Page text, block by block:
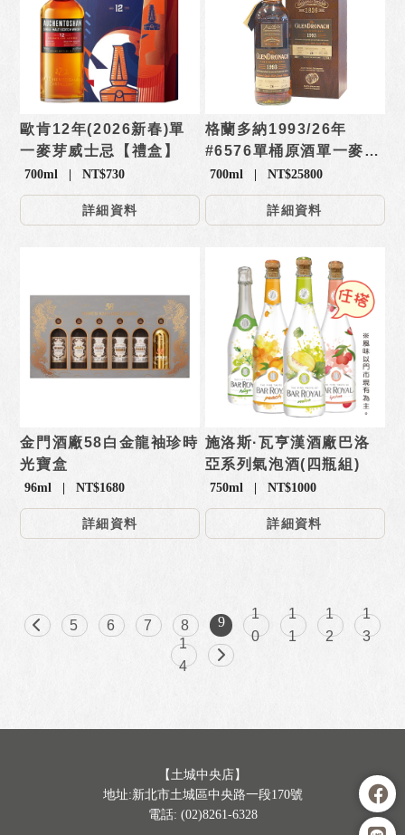
歐肯12年(2026新春)單
一麥芽威士忌【禮盒】
700ml | NT$730
詳細資料
格蘭多納1993/26年
#6576單桶原酒單一麥芽
威士忌
700ml | NT$25800
詳細資料
金門酒廠58白金龍袖珍時
光寶盒
96ml | NT$1680
詳細資料
施洛斯·瓦亨漢酒廠巴洛
亞系列氣泡酒(四瓶組)
750ml | NT$1000
詳細資料
5 6 7 8 9
1
0
1
1
1
2
1
3
1
4
【土城中央店】
地址:新北市土城區中央路一段170號
電話: (02)8261-6328